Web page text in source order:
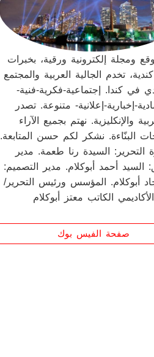
ومجلة إلكترونية ورقية، بخبرات
تخدم الجالية العربية والمجتمع
في كندا. إجتماعية-فكرية-فنية-
إخبارية-إعلانية- متنوعة. تصدر
والإنكليزية. نهتم بجميع الآراء
البنّاءة. نشكر لكم حسن المتابعة.
التحرير: السيدة رنا طعمة. مدير
السيد أحمد أبوكلام. مدير التصميم:
أبوكلام. المؤسس ورئيس التحرير/
الأكاديمي الكاتب معتز أبوكلام
صفحة الفيس بوك